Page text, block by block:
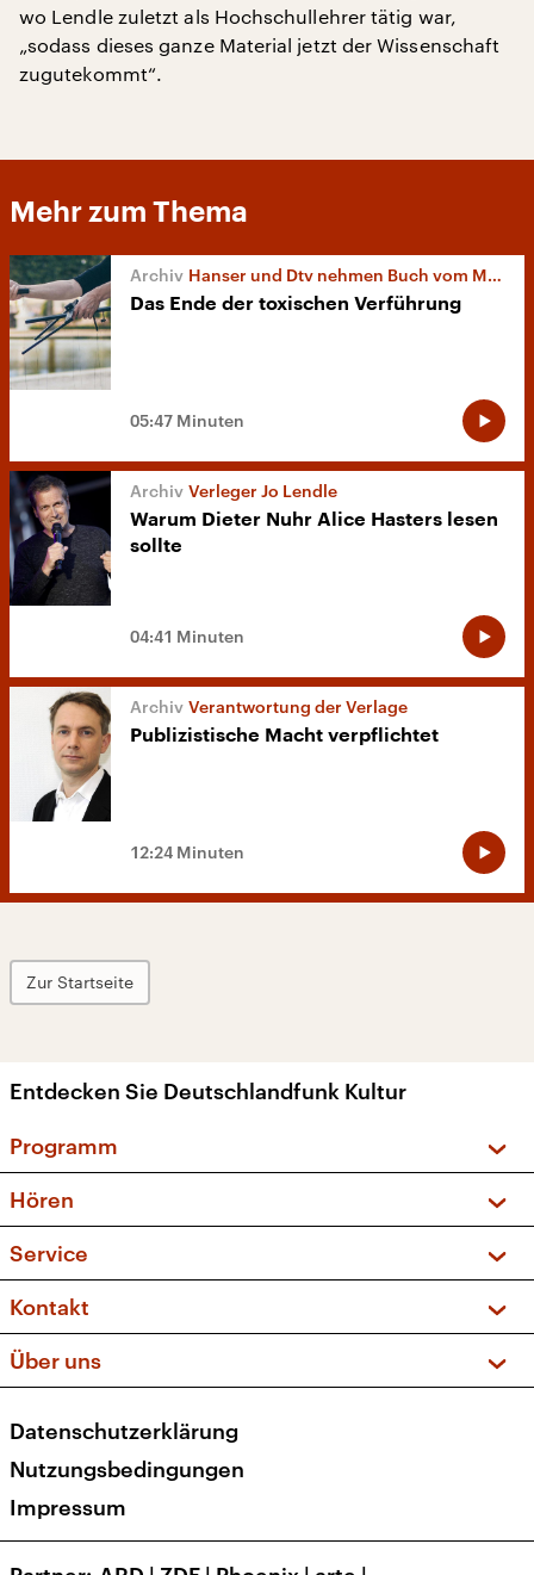
wo Lendle zuletzt als Hochschullehrer tätig war,
„sodass dieses ganze Material jetzt der Wissenschaft
zugutekommt“.
Mehr zum Thema
Hanser und Dtv nehmen Buch vom Markt
Das Ende der toxischen Verführung
05:47 Minuten
Verleger Jo Lendle
Warum Dieter Nuhr Alice Hasters lesen
sollte
04:41 Minuten
Verantwortung der Verlage
Publizistische Macht verpflichtet
12:24 Minuten
Zur Startseite
Entdecken Sie Deutschlandfunk Kultur
Programm
Sendungen und Podcasts
Musikliste
Kakadu – Das Kinderprogramm
Hören
Frequenzen (UKW + DAB+)
Service
FAQ
Apps
Newsletter
Veranstaltungen
Kontakt
Social Media
Über uns
Presse
Karriere
Transparenz
Datenschutzerklärung
Nutzungsbedingungen
Impressum